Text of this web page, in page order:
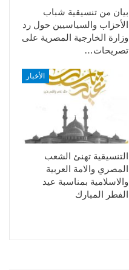
بيان من تنسيقية شباب
الأحزاب والسياسيين حول رد
وزارة الخارجية المصرية على
تصريحات…
الأخبار
التنسيقية تهنئ الشعب
المصري والامة العربية
والاسلامية بمناسبة عيد
الفطر المبارك